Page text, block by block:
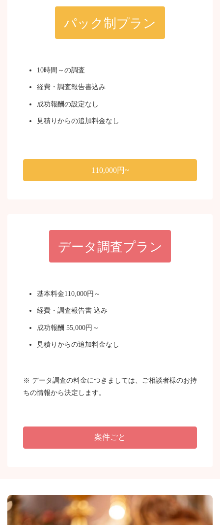
パック制プラン
10時間～の調査
経費・調査報告書込み
成功報酬の設定なし
見積りからの追加料金なし
110,000円~
データ調査プラン
基本料金110,000円～
経費・調査報告書 込み
成功報酬 55,000円～
見積りからの追加料金なし
※ データ調査の料金につきましては、ご相談者様のお持
ちの情報から決定します。
案件ごと